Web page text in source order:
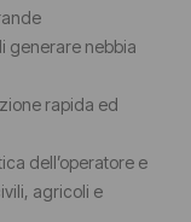
generare nebbia
rapida ed
dell’operatore e
agricoli e